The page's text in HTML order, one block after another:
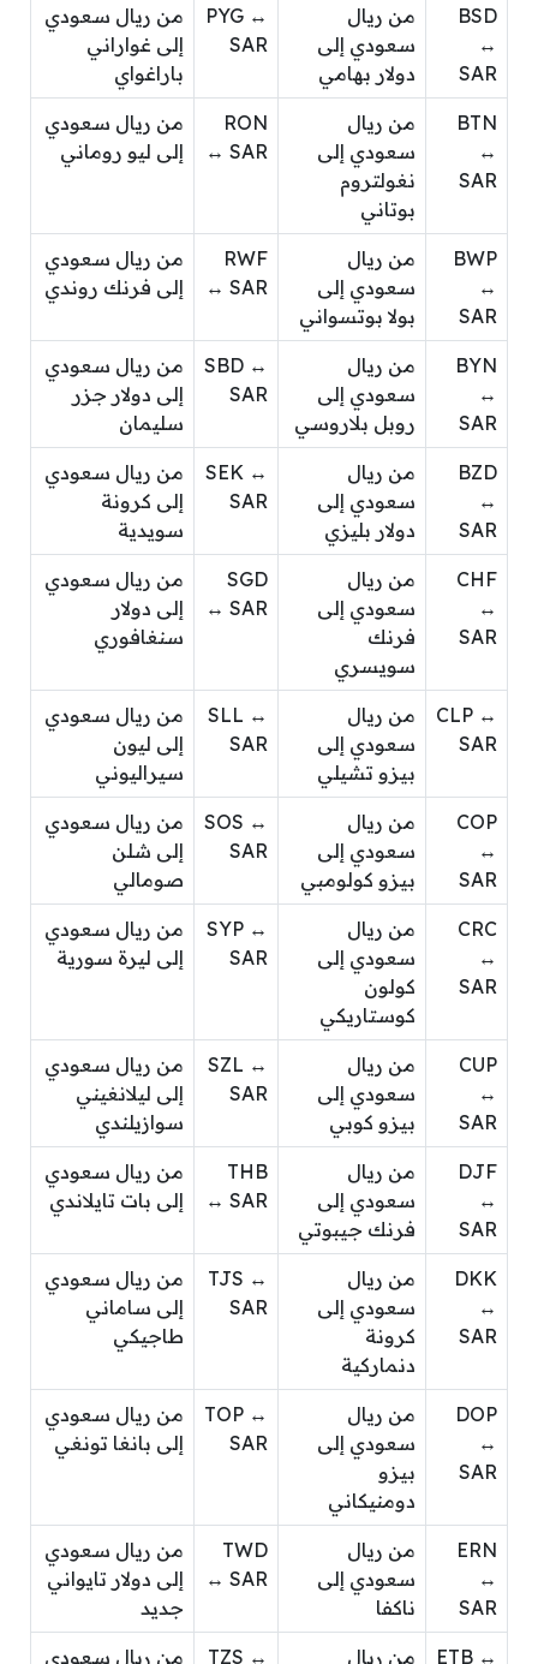
BSD
↔
SAR
من ريال
سعودي إلى
دولار بهامي
PYG ↔
SAR
من ريال سعودي
إلى غواراني
باراغواي
BTN
↔
SAR
من ريال
سعودي إلى
نغولتروم
بوتاني
RON
↔ SAR
من ريال سعودي
إلى ليو روماني
BWP
↔
SAR
من ريال
سعودي إلى
بولا بوتسواني
RWF
↔ SAR
من ريال سعودي
إلى فرنك روندي
BYN
↔
SAR
من ريال
سعودي إلى
روبل بلاروسي
SBD ↔
SAR
من ريال سعودي
إلى دولار جزر
سليمان
BZD
↔
SAR
من ريال
سعودي إلى
دولار بليزي
SEK ↔
SAR
من ريال سعودي
إلى كرونة
سويدية
CHF
↔
SAR
من ريال
سعودي إلى
فرنك
سويسري
SGD
↔ SAR
من ريال سعودي
إلى دولار
سنغافوري
CLP ↔
SAR
من ريال
سعودي إلى
بيزو تشيلي
SLL ↔
SAR
من ريال سعودي
إلى ليون
سيراليوني
COP
↔
SAR
من ريال
سعودي إلى
بيزو كولومبي
SOS ↔
SAR
من ريال سعودي
إلى شلن
صومالي
CRC
↔
SAR
من ريال
سعودي إلى
كولون
كوستاريكي
SYP ↔
SAR
من ريال سعودي
إلى ليرة سورية
CUP
↔
SAR
من ريال
سعودي إلى
بيزو كوبي
SZL ↔
SAR
من ريال سعودي
إلى ليلانغيني
سوازيلندي
DJF
↔
SAR
من ريال
سعودي إلى
فرنك جيبوتي
THB
↔ SAR
من ريال سعودي
إلى بات تايلاندي
DKK
↔
SAR
من ريال
سعودي إلى
كرونة
دنماركية
TJS ↔
SAR
من ريال سعودي
إلى ساماني
طاجيكي
DOP
↔
SAR
من ريال
سعودي إلى
بيزو
دومنيكاني
TOP ↔
SAR
من ريال سعودي
إلى بانغا تونغي
ERN
↔
SAR
من ريال
سعودي إلى
ناكفا
TWD
↔ SAR
من ريال سعودي
إلى دولار تايواني
جديد
ETB ↔ من ريال TZS ↔ من ريال سعودي